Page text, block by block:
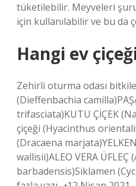
tüketilebilir. Meyveleri
için kullanılabilir ve bu da
Hangi ev
Zehirli oturma odası
(Dieffenbachia
trifasciata)KUTU ÇİÇEK
çiçeği (Hyacinthus
(Dracaena
wallisii)ALEO VERA ÜFLEÇ
barbadensis)Siklamen